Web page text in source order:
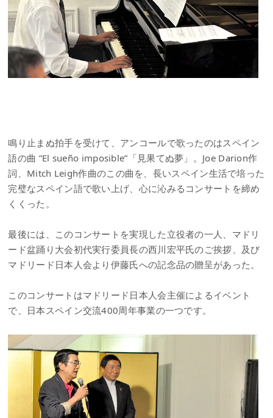
鳴り止まぬ拍手を受けて、アンコールで歌ったのはスペイン
語の曲 ”El sueño imposible”「見果てぬ夢」。Joe Darion作
詞、Mitch Leigh作曲のこの曲を、長いスペイン生活で培った
完璧なスペイン語で歌い上げ、心に沁みるコンサートを締め
くくった。
最後には、このコンサートを実現した立役者の一人、マドリ
ード盆踊り大会初代実行委員長の西川宏平氏のご挨拶、及び
マドリード日本人会より伊藤氏への記念品の贈呈があった。
このコンサートはマドリード日本人会主催によるイベント
で、日本スペイン交流400周年事業の一つです。